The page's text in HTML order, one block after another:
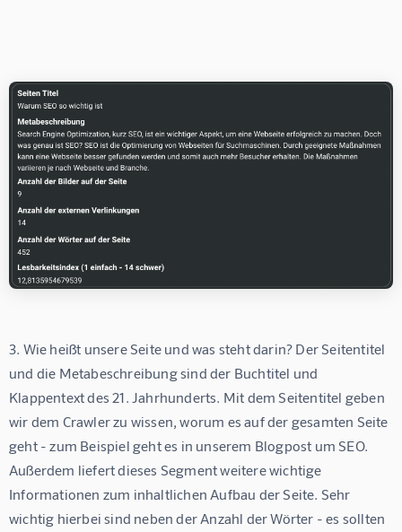
3. Wie heißt unsere Seite und was steht darin? Der Seitentitel
und die Metabeschreibung sind der Buchtitel und
Klappentext des 21. Jahrhunderts. Mit dem Seitentitel geben
wir dem Crawler zu wissen, worum es auf der gesamten Seite
geht - zum Beispiel geht es in unserem Blogpost um SEO.
Außerdem liefert dieses Segment weitere wichtige
Informationen zum inhaltlichen Aufbau der Seite. Sehr
wichtig hierbei sind neben der Anzahl der Wörter - es sollten